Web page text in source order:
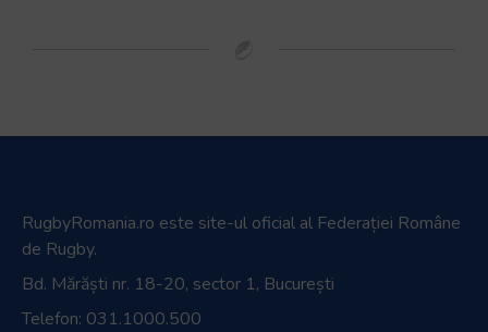
RugbyRomania.ro este site-ul oficial al Federației Române
de Rugby.
Bd. Mărăști nr. 18-20, sector 1, București
Telefon: 031.1000.500